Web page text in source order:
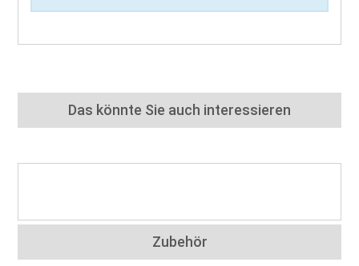
Das könnte Sie auch interessieren
Zubehör